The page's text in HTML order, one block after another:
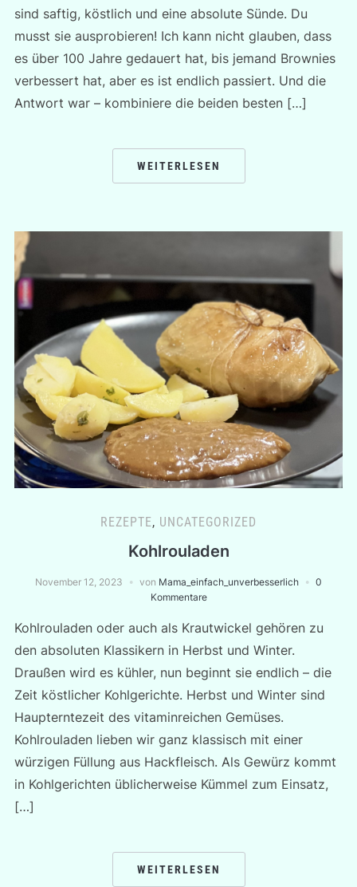
sind saftig, köstlich und eine absolute Sünde. Du
musst sie ausprobieren! Ich kann nicht glauben, dass
es über 100 Jahre gedauert hat, bis jemand Brownies
verbessert hat, aber es ist endlich passiert. Und die
Antwort war – kombiniere die beiden besten […]
WEITERLESEN
REZEPTE, UNCATEGORIZED
Kohlrouladen
November 12, 2023 von Mama_einfach_unverbesserlich
0
Kommentare
Kohlrouladen oder auch als Krautwickel gehören zu
den absoluten Klassikern in Herbst und Winter.
Draußen wird es kühler, nun beginnt sie endlich – die
Zeit köstlicher Kohlgerichte. Herbst und Winter sind
Haupterntezeit des vitaminreichen Gemüses.
Kohlrouladen lieben wir ganz klassisch mit einer
würzigen Füllung aus Hackfleisch. Als Gewürz kommt
in Kohlgerichten üblicherweise Kümmel zum Einsatz,
[…]
WEITERLESEN